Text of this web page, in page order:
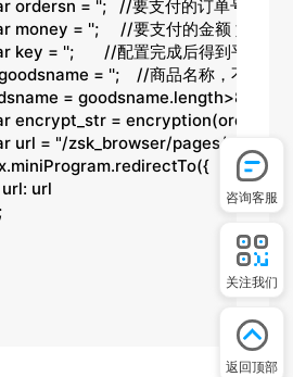
var goodsname = '';    //商品名称，不能空
goodsname =
咨询客服
关注我们
返回顶部